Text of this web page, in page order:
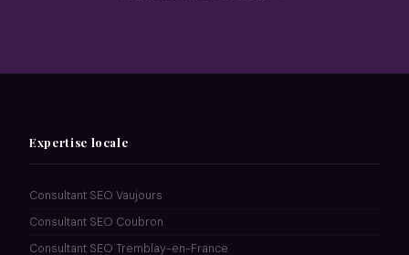
Expertise locale
Consultant SEO Vaujours
Consultant SEO Coubron
Consultant SEO Tremblay-en-France